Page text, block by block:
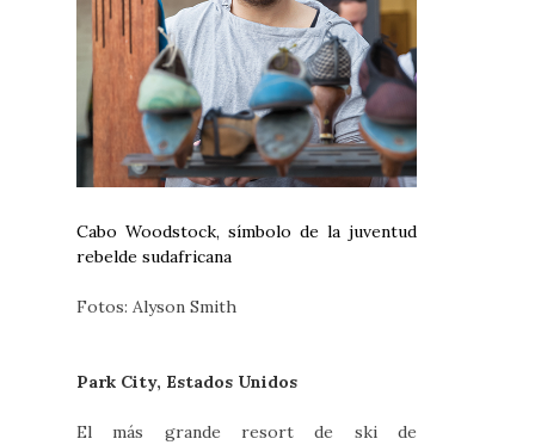
Cabo Woodstock, símbolo de la juventud
rebelde sudafricana
Fotos: Alyson Smith
Park City, Estados Unidos
El más grande resort de ski de